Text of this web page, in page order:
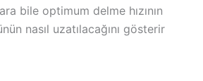
bile optimum delme hızının
nasıl uzatılacağını gösterir